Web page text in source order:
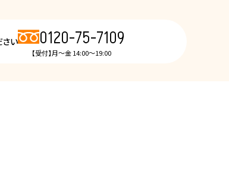
い 0120-75-7109
【受付】月～金 14:00～19:00